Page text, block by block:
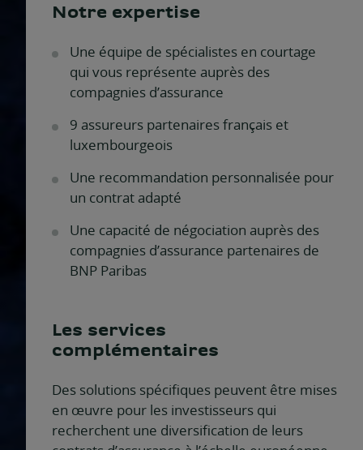
Notre expertise
Une équipe de spécialistes en courtage
qui vous représente auprès des
compagnies d’assurance
9 assureurs partenaires français et
luxembourgeois
Une recommandation personnalisée pour
un contrat adapté
Une capacité de négociation auprès des
compagnies d’assurance partenaires de
BNP Paribas
Les services
complémentaires
Des solutions spécifiques peuvent être mises
en œuvre pour les investisseurs qui
recherchent une diversification de leurs